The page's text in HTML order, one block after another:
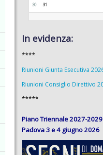
30
31
In evidenza:
****
Riunioni Giunta Esecutiva
Riunioni Consiglio Direttivo
*****
Piano Triennale 2027-2029
Padova 3 e 4 giugno 2026